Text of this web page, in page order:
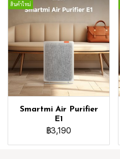
สินค้าใหม่
Smartmi Air Purifier
E1
฿3,190